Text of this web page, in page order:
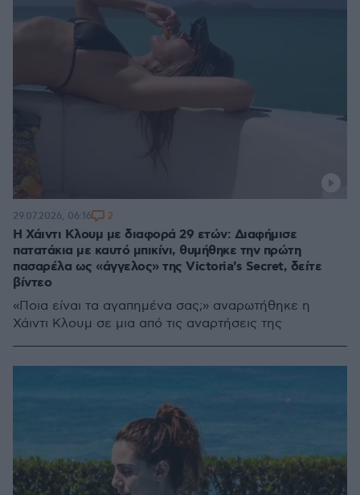
Η Χάιντι Κλουμ με διαφορά 29 ετών: Διαφήμισε
πατατάκια με καυτό μπικίνι, θυμήθηκε την πρώτη
πασαρέλα ως «άγγελος» της Victoria's Secret, δείτε
βίντεο
«Ποια είναι τα αγαπημένα σας;» αναρωτήθηκε η
Χάιντι Κλουμ σε μια από τις αναρτήσεις της
29.07.2026, 06:16 2